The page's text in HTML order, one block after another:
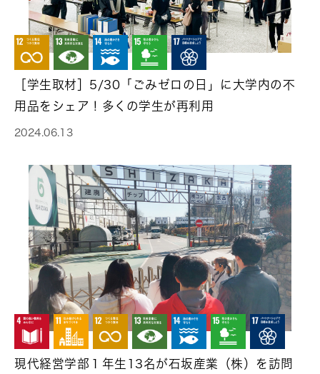
［学生取材］5/30「ごみゼロの日」に大学内の不
用品をシェア！多くの学生が再利用
2024.06.13
現代経営学部１年生13名が石坂産業（株）を訪問